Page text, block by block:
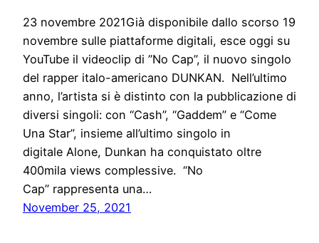
23 novembre 2021Già disponibile dallo scorso 19
novembre sulle piattaforme digitali, esce oggi su
YouTube il videoclip di ”No Cap”, il nuovo singolo
del rapper italo-americano DUNKAN. Nell’ultimo
anno, l’artista si è distinto con la pubblicazione di
diversi singoli: con “Cash”, “Gaddem” e “Come
Una Star”, insieme all’ultimo singolo in
digitale Alone, Dunkan ha conquistato oltre
400mila views complessive. “No
Cap” rappresenta una…
November 25, 2021